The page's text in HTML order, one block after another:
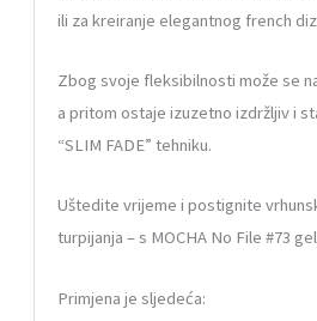
ili za kreiranje elegantnog french
Zbog svoje fleksibilnosti može se
a pritom ostaje izuzetno izdržljiv i
“SLIM FADE” tehniku.
Uštedite vrijeme i postignite
turpijanja – s MOCHA No File #73
Primjena je sljedeća: